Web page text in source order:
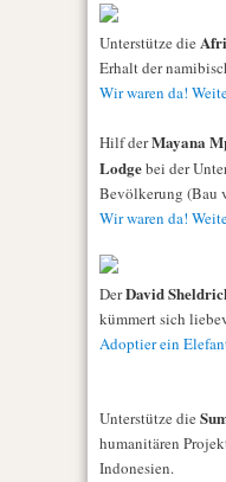
Unterstütze die
Erhalt der
Wir waren da!
Hilf derMayana
Lodgebei der
Bevölkerung (Bau
Wir waren da!
DerDavid
kümmert sich
Adoptier ein
Unterstütze die
humanitären
Indonesien.